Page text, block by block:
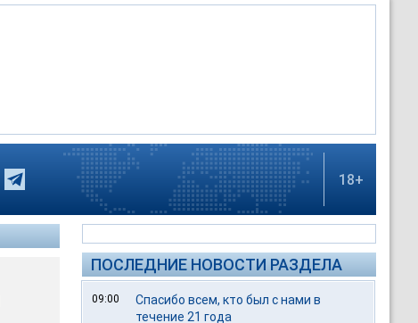
18+
ПОСЛЕДНИЕ НОВОСТИ РАЗДЕЛА
09:00
Спасибо всем, кто был с нами в
течение 21 года